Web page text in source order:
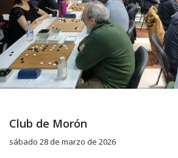
Club de Morón
sábado 28 de marzo de 2026